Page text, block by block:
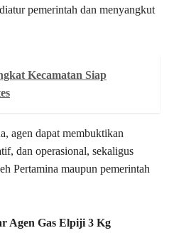
pemerintah dan menyangkut
Kecamatan Siap
agen dapat membuktikan
dan operasional, sekaligus
Pertamina maupun pemerintah
Agen Gas Elpiji 3 Kg